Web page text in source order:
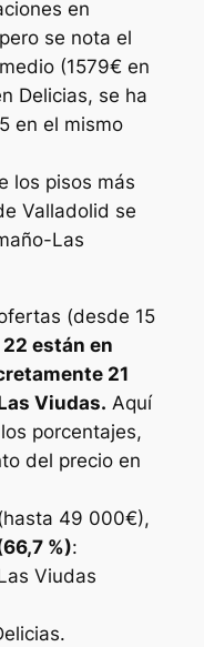
en
se nota el
(1579€ en
Delicias, se ha
en el mismo
los pisos más
Valladolid se
Las
(desde 15
22 están en
21
Viudas. Aquí
porcentajes,
del precio en
49 000€),
%):
Viudas